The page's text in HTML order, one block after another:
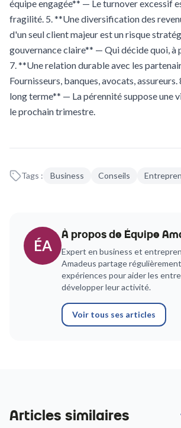
équipe engagée** — Le turnover excessif
fragilité. 5. **Une diversification des
d'un seul client majeur est un risque
gouvernance claire** — Qui décide quoi, à
7. **Une relation durable avec les
Fournisseurs, banques, avocats,
long terme** — La pérennité suppose une
le prochain trimestre.
Tags : Business Conseils
ÉA
À propos de Équipe
Expert en business et
Amadeus partage
expériences pour aider les
développer leur activité.
Voir tous ses articles
Articles similaires